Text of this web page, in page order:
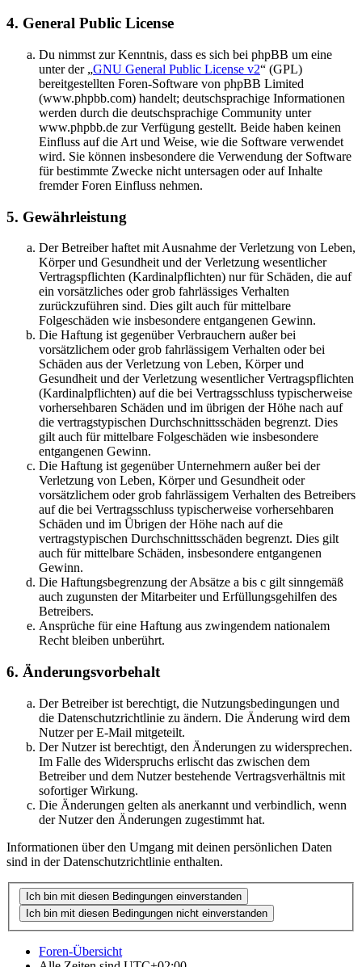
4. General Public License
Du nimmst zur Kenntnis, dass es sich bei phpBB um eine
unter der „GNU General Public License v2“ (GPL)
bereitgestellten Foren-Software von phpBB Limited
(www.phpbb.com) handelt; deutschsprachige Informationen
werden durch die deutschsprachige Community unter
www.phpbb.de zur Verfügung gestellt. Beide haben keinen
Einfluss auf die Art und Weise, wie die Software verwendet
wird. Sie können insbesondere die Verwendung der Software
für bestimmte Zwecke nicht untersagen oder auf Inhalte
fremder Foren Einfluss nehmen.
5. Gewährleistung
Der Betreiber haftet mit Ausnahme der Verletzung von Leben,
Körper und Gesundheit und der Verletzung wesentlicher
Vertragspflichten (Kardinalpflichten) nur für Schäden, die auf
ein vorsätzliches oder grob fahrlässiges Verhalten
zurückzuführen sind. Dies gilt auch für mittelbare
Folgeschäden wie insbesondere entgangenen Gewinn.
Die Haftung ist gegenüber Verbrauchern außer bei
vorsätzlichem oder grob fahrlässigem Verhalten oder bei
Schäden aus der Verletzung von Leben, Körper und
Gesundheit und der Verletzung wesentlicher Vertragspflichten
(Kardinalpflichten) auf die bei Vertragsschluss typischerweise
vorhersehbaren Schäden und im übrigen der Höhe nach auf
die vertragstypischen Durchschnittsschäden begrenzt. Dies
gilt auch für mittelbare Folgeschäden wie insbesondere
entgangenen Gewinn.
Die Haftung ist gegenüber Unternehmern außer bei der
Verletzung von Leben, Körper und Gesundheit oder
vorsätzlichem oder grob fahrlässigem Verhalten des Betreibers
auf die bei Vertragsschluss typischerweise vorhersehbaren
Schäden und im Übrigen der Höhe nach auf die
vertragstypischen Durchschnittsschäden begrenzt. Dies gilt
auch für mittelbare Schäden, insbesondere entgangenen
Gewinn.
Die Haftungsbegrenzung der Absätze a bis c gilt sinngemäß
auch zugunsten der Mitarbeiter und Erfüllungsgehilfen des
Betreibers.
Ansprüche für eine Haftung aus zwingendem nationalem
Recht bleiben unberührt.
6. Änderungsvorbehalt
Der Betreiber ist berechtigt, die Nutzungsbedingungen und
die Datenschutzrichtlinie zu ändern. Die Änderung wird dem
Nutzer per E-Mail mitgeteilt.
Der Nutzer ist berechtigt, den Änderungen zu widersprechen.
Im Falle des Widerspruchs erlischt das zwischen dem
Betreiber und dem Nutzer bestehende Vertragsverhältnis mit
sofortiger Wirkung.
Die Änderungen gelten als anerkannt und verbindlich, wenn
der Nutzer den Änderungen zugestimmt hat.
Informationen über den Umgang mit deinen persönlichen Daten
sind in der Datenschutzrichtlinie enthalten.
Foren-Übersicht